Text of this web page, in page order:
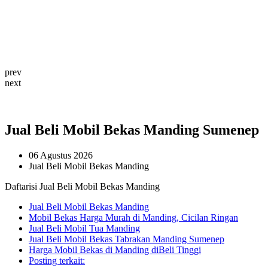
prev
next
Jual Beli Mobil Bekas Manding Sumenep
06 Agustus 2026
Jual Beli Mobil Bekas Manding
Daftarisi Jual Beli Mobil Bekas Manding
Jual Beli Mobil Bekas Manding
Mobil Bekas Harga Murah di Manding, Cicilan Ringan
Jual Beli Mobil Tua Manding
Jual Beli Mobil Bekas Tabrakan Manding Sumenep
Harga Mobil Bekas di Manding diBeli Tinggi
Posting terkait: